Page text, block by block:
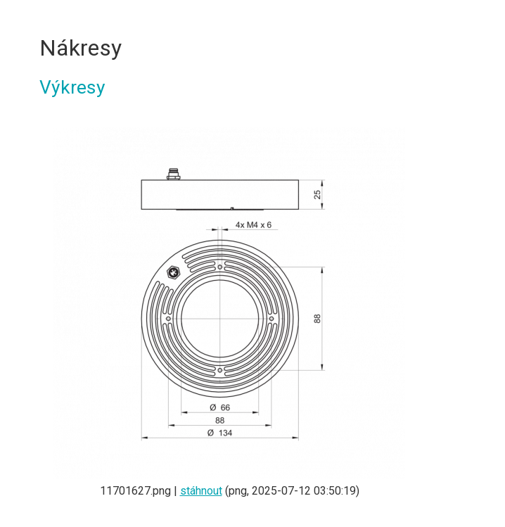
Nákresy
Výkresy
11701627.png | stáhnout(png, 2025-07-12 03:50:19)